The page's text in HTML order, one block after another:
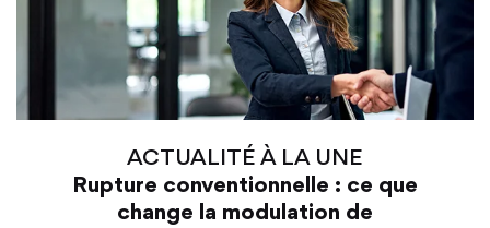
ACTUALITÉ À LA UNE
Rupture conventionnelle : ce que
change la modulation de